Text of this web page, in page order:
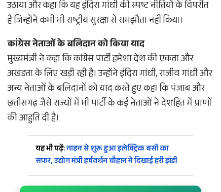
उठाया और कहा कि यह इंदिरा गांधी की स्पष्ट नीतियों के विपरीत
है जिन्होंने कभी भी राष्ट्रीय सुरक्षा से समझौता नहीं किया।
कांग्रेस नेताओं के बलिदान को किया याद
मुख्यमंत्री ने कहा कि कांग्रेस पार्टी हमेशा देश की एकता और
अखंडता के लिए खड़ी रही है। उन्होंने इंदिरा गांधी, राजीव गांधी और
अन्य नेताओं के बलिदानों को याद करते हुए कहा कि पंजाब और
छत्तीसगढ़ जैसे राज्यों में भी पार्टी के कई नेताओं ने देशहित में प्राणों
की आहुति दी है।
यह भी पढ़ें:नाहन से शुरू हुआ इलेक्ट्रिक बसों का
सफर, उद्योग मंत्री हर्षवर्धन चौहान ने दिखाई हरी झंडी